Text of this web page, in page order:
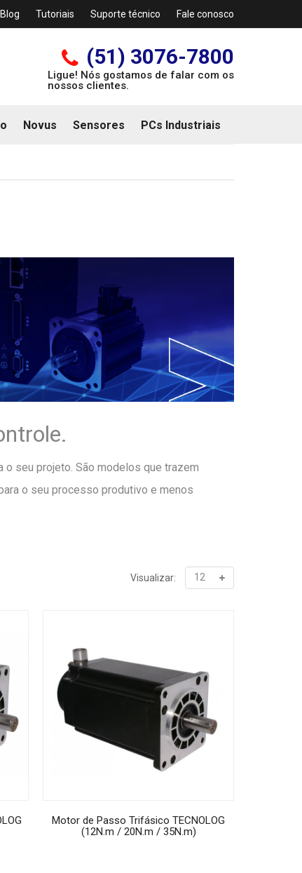
Blog Tutoriais Suporte técnico Fale conosco
(51) 3076-7800
Ligue! Nós gostamos de falar com os
nossos clientes.
Novus Sensores PCs Industriais
seu projeto. São modelos que trazem
o seu processo produtivo e menos
Visualizar:
Motor de Passo Trifásico TECNOLOG
(12N.m / 20N.m / 35N.m)